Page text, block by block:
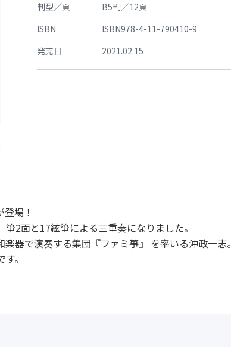
判型／頁
B5判／12頁
ISBN
ISBN978-4-11-790410-9
発売日
2021.02.15
場！
2面と17絃箏による三重奏になりました。
器で演奏する集団『ファミ箏』 を率いる沖政一志。
。